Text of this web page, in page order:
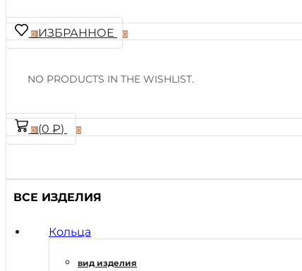
0 ИЗБРАННОЕ 0
NO PRODUCTS IN THE WISHLIST.
0 (0₽) 0
ВСЕ ИЗДЕЛИЯ
Кольца
вид изделия